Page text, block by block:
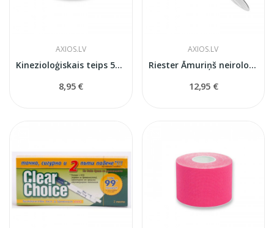
AXIOS.LV
Kinezioloģiskais teips 5см x 5м
8,95 €
AXIOS.LV
Riester Āmuriņš neirologiskais Berliner
12,95 €